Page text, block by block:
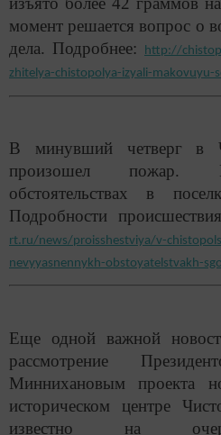
момент решается вопрос о
дела. Подробнее:
http://
zhitelya-chistopolya-izyali-makovuyu-
В минувший четверг в
произошел пожар.
обстоятельствах в
Подробности
rt.ru/news/proisshestviya/v-
nevyyasnennykh-obstoyatelstvakh-
Еще одной важной
рассмотрение
Миннихановым проекта
историческом центре
известно на